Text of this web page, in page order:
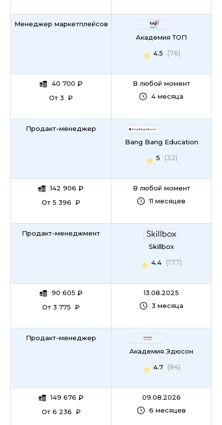
Менеджер маркетплейсов
40 700 ₽
От 3 ₽
Академия ТОП
4.5
(76)
В любой момент
4 месяца
Продакт-менеджер
142 906 ₽
От 5 396 ₽
Bang Bang Education
5
(32)
В любой момент
11 месяцев
Продакт-менеджмент
90 605 ₽
От 3 775 ₽
Skillbox
4.4
(177)
13.08.2025
3 месяца
Продакт-менеджер
149 676 ₽
От 6 236 ₽
Академия Эдюсон
4.7
(84)
09.08.2026
6 месяцев